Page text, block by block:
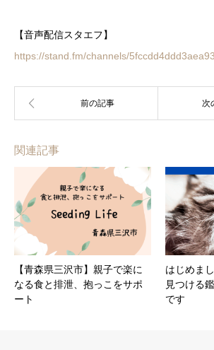
【音声配信スタエフ】
https://stand.fm/channels/
関連記事
【青森県三沢市】親子で楽に
なる食と排泄、抱っこをサポ
ート
はじめま
見つける
です